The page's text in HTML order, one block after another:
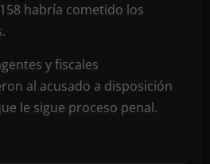
habría cometido los
y fiscales
al acusado a disposición
le sigue proceso penal.